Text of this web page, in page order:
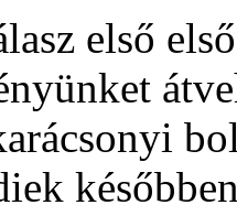
első